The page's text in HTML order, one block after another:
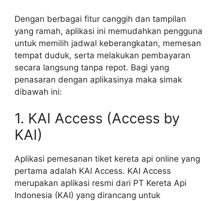
Dengan berbagai fitur canggih dan tampilan
yang ramah, aplikasi ini memudahkan pengguna
untuk memilih jadwal keberangkatan, memesan
tempat duduk, serta melakukan pembayaran
secara langsung tanpa repot. Bagi yang
penasaran dengan aplikasinya maka simak
dibawah ini:
1. KAI Access (Access by
KAI)
Aplikasi pemesanan tiket kereta api online yang
pertama adalah KAI Access. KAI Access
merupakan aplikasi resmi dari PT Kereta Api
Indonesia (KAI) yang dirancang untuk